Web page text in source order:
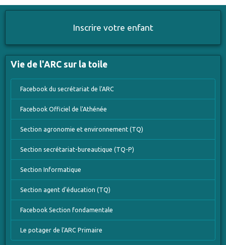
Inscrire votre enfant
Vie de l'ARC sur la toile
Facebook du secrétariat de l'ARC
Facebook Officiel de l'Athénée
Section agronomie et environnement (TQ)
Section secrétariat-bureautique (TQ-P)
Section Informatique
Section agent d'éducation (TQ)
Facebook Section fondamentale
Le potager de l'ARC Primaire